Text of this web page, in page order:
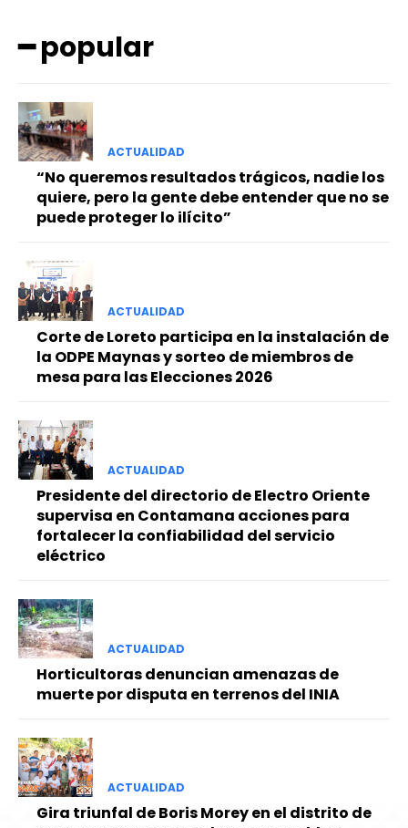
━ Planes
━ popular
ACTUALIDAD
“No queremos resultados trágicos, nadie los
quiere, pero la gente debe entender que no se
puede proteger lo ilícito”
ACTUALIDAD
Corte de Loreto participa en la instalación de
la ODPE Maynas y sorteo de miembros de
mesa para las Elecciones 2026
ACTUALIDAD
Presidente del directorio de Electro Oriente
supervisa en Contamana acciones para
fortalecer la confiabilidad del servicio
eléctrico
ACTUALIDAD
Horticultoras denuncian amenazas de
muerte por disputa en terrenos del INIA
ACTUALIDAD
Gira triunfal de Boris Morey en el distrito de